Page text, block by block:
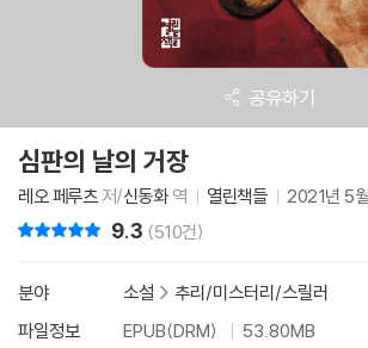
공유하기
심판의 날의 거장
레오 페루츠 저/신동화역 열린책들 2021년 5
9.3 (510건)
분야 소설 > 추리/미스터리/스릴러
파일정보
EPUB(DRM)
53.80MB